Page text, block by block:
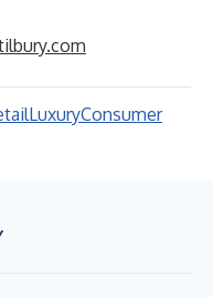
LuxuryConsumer